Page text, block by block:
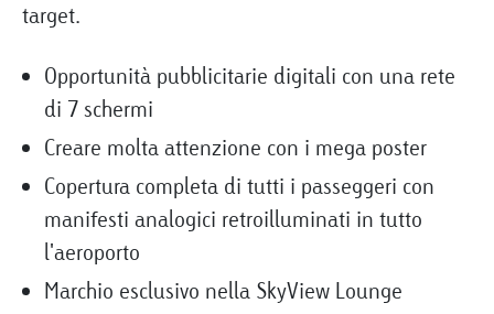
target.
Opportunità pubblicitarie digitali con una rete
di 7 schermi
Creare molta attenzione con i mega poster
Copertura completa di tutti i passeggeri con
manifesti analogici retroilluminati in tutto
l'aeroporto
Marchio esclusivo nella SkyView Lounge